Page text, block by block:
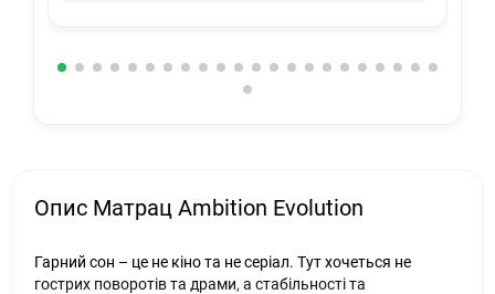
Опис Матрац Ambition Evolution
Гарний сон – це не кіно та не серіал. Тут хочеться не
гострих поворотів та драми, а стабільності та